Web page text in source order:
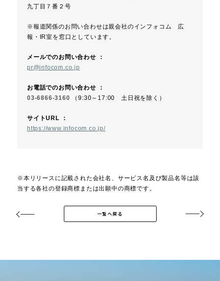
九丁目７番２号
※報道関係のお問い合わせは親会社のインフォコム 広
報・IR室を窓口としています。
メールでのお問い合わせ ：
pr@infocom.co.jp
お電話でのお問い合わせ ：
03-6866-3160 （9:30～17:00 土日祝を除く）
サイトURL ：
https://www.infocom.co.jp/
※本リリースに記載された会社名、サービス名及び製品名等は該
当する各社の登録商標または出願中の商標です。
一覧へ戻る